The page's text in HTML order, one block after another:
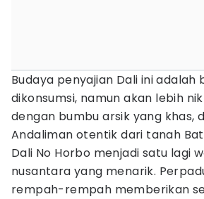
Budaya penyajian Dali ini adalah
dikonsumsi, namun akan lebih
dengan bumbu arsik yang khas,
Andaliman otentik dari tanah
Dali No Horbo menjadi satu lagi
nusantara yang menarik.
rempah-rempah memberikan